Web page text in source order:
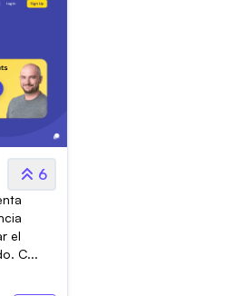
6
el
C...